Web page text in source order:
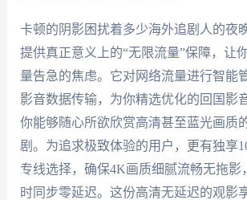
卡顿的阴影困扰着多少海外追剧人的夜
提供真正意义上的“无限流量”保障，让
量告急的焦虑。它对网络流量进行智能
影音数据传输，为你精选优化的回国影
你能够随心所欲欣赏高清甚至蓝光画质
剧。为追求极致体验的用户，更有独享
专线选择，确保4K画质细腻流畅无拖影
时同步零延迟。这份高清无延迟的观影